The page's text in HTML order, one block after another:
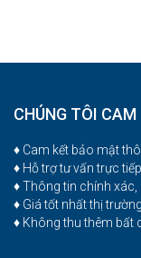
CHÚNG TÔI CAM
♦ Cam kết bảo mật
♦ Hỗ trợ tư vấn trực
♦ Thông tin chính
♦ Giá tốt nhất thị trường
♦ Không thu thêm bất